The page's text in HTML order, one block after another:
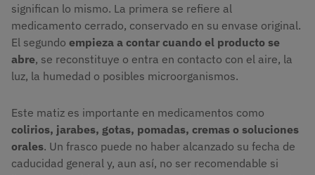
significan lo mismo. La primera se refiere al
medicamento cerrado, conservado en su envase original.
El segundo empieza a contar cuando el producto se
abre, se reconstituye o entra en contacto con el aire, la
luz, la humedad o posibles microorganismos.
Este matiz es importante en medicamentos como
colirios, jarabes, gotas, pomadas, cremas o soluciones
orales. Un frasco puede no haber alcanzado su fecha de
caducidad general y, aun así, no ser recomendable si